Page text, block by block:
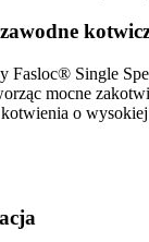
Fasloc® Single
mocne
o